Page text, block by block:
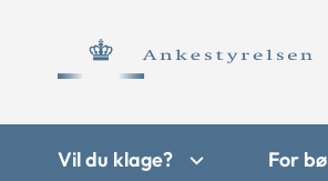
Vil du klage? For